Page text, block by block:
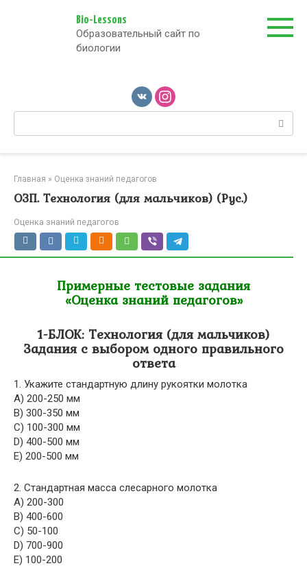
Bio-Lessons
Образовательный сайт по
биологии
Поиск:
Главная » Оценка знаний педагогов
ОЗП. Технология (для мальчиков) (Рус.)
Оценка знаний педагогов
Примерные тестовые задания
«Оценка знаний педагогов»
1-БЛОК: Технология (для мальчиков)
Задания с выбором одного правильного
ответа
1. Укажите стандартную длину рукоятки молотка
A) 200-250 мм
B) 300-350 мм
C) 100-300 мм
D) 400-500 мм
E) 200-500 мм
2. Стандартная масса слесарного молотка
A) 200-300
B) 400-600
C) 50-100
D) 700-900
E) 100-200